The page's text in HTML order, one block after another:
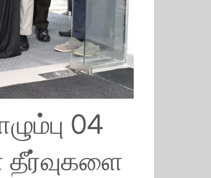
04
தீர்வுகளை